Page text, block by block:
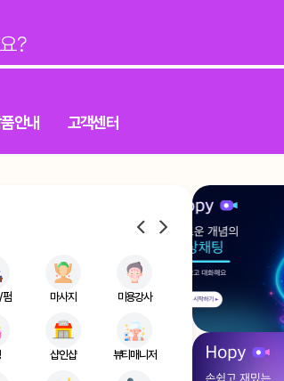
안내 고객센터
펌 마사지
샵인샵
미용강사
뷰티매니저